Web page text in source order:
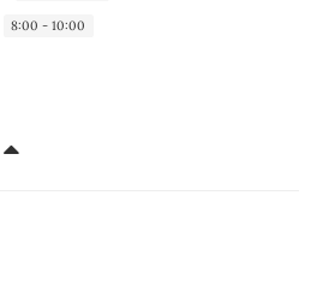
8:00 - 10:00